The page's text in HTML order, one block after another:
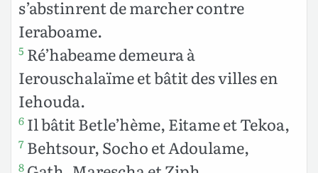
s’abstinrent de marcher contre
Ieraboame.
5 Ré’habeame demeura à
Ierouschalaïme et bâtit des villes en
Iehouda.
6 Il bâtit Betle’hème, Eitame et Tekoa,
7 Behtsour, Socho et Adoulame,
8